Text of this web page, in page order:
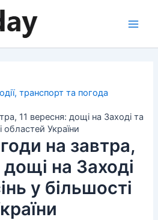
транспорт та погода
11 вересня: дощі на Заході та
областей України
на завтра,
на Заході
у більшості